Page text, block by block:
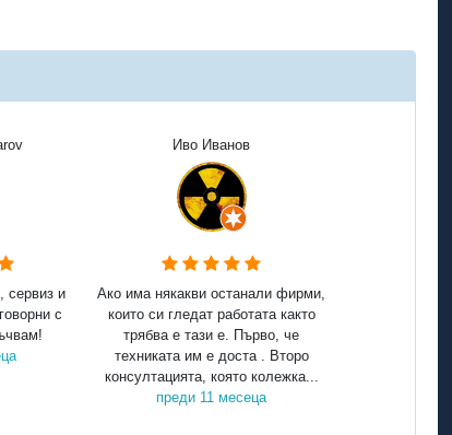
сервиз и
с
Иво Иванов
Ако има някакви останали фирми,
които си гледат работата както
трябва е тази е. Първо, че
техниката им е доста . Второ
консултацията, която колежка...
преди 11 месеца